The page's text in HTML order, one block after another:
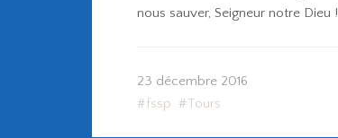
nous sauver, Seigneur notre Dieu !
23 décembre 2016
fssp
Tours